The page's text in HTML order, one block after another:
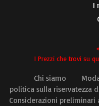
I
I Prezzi che trovi su
Chi siamo
politica sulla riservatezza
Considerazioni preliminari